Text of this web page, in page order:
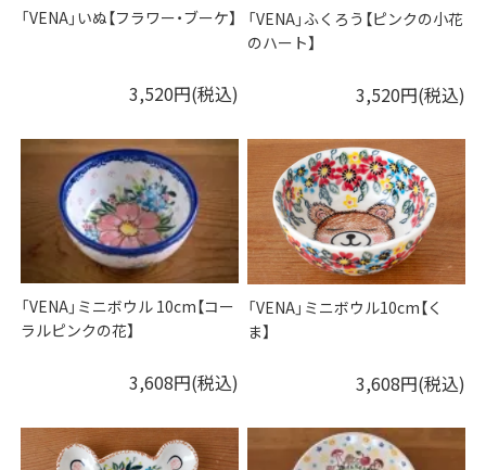
「VENA」いぬ【フラワー・ブーケ】
3,520円(税込)
「VENA」ふくろう【ピンクの小花
のハート】
3,520円(税込)
「VENA」ミニボウル 10cm【コー
ラルピンクの花】
3,608円(税込)
「VENA」ミニボウル10cm【く
ま】
3,608円(税込)